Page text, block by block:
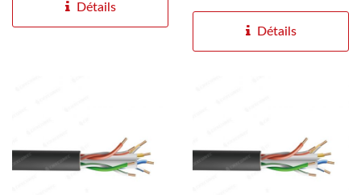
Détails
Détails